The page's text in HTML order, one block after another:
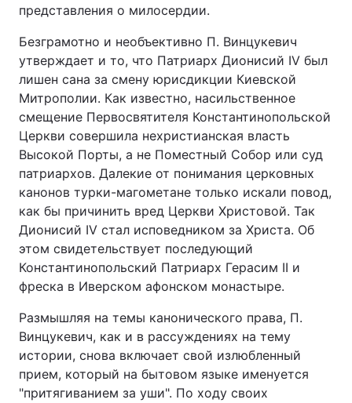
представления о милосердии.
Безграмотно и необъективно П. Винцукевич
утверждает и то, что Патриарх Дионисий IV был
лишен сана за смену юрисдикции Киевской
Митрополии. Как известно, насильственное
смещение Первосвятителя Константинопольской
Церкви совершила нехристианская власть
Высокой Порты, а не Поместный Собор или суд
патриархов. Далекие от понимания церковных
канонов турки-магометане только искали повод,
как бы причинить вред Церкви Христовой. Так
Дионисий IV стал исповедником за Христа. Об
этом свидетельствует последующий
Константинопольский Патриарх Герасим ІІ и
фреска в Иверском афонском монастыре.
Размышляя на темы канонического права, П.
Винцукевич, как и в рассуждениях на тему
истории, снова включает свой излюбленный
прием, который на бытовом языке именуется
"притягиванием за уши". По ходу своих